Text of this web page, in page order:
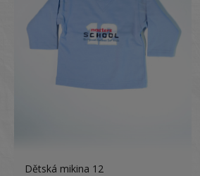
Dětská mikina 12